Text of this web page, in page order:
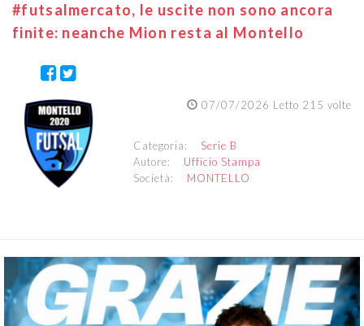
#futsalmercato, le uscite non sono ancora
finite: neanche Mion resta al Montello
07/07/2026 Letto 215 volte
Categoria: Serie B
Autore: Ufficio Stampa
Società: MONTELLO